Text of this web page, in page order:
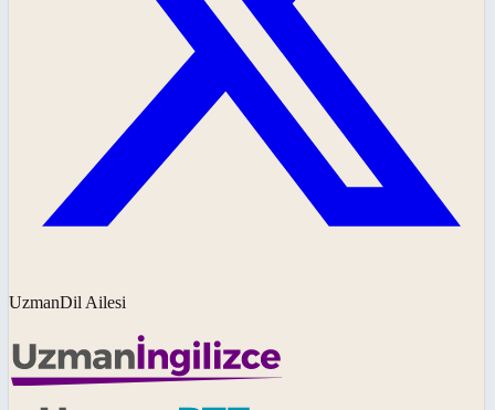
UzmanDil Ailesi